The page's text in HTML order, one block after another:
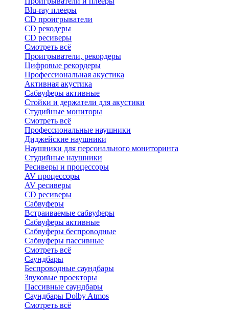
Blu-ray плееры
CD проигрыватели
CD рекодеры
CD ресиверы
Смотреть всё
Проигрыватели, рекордеры
Цифровые рекордеры
Профессиональная акустика
Активная акустика
Сабвуферы активные
Стойки и держатели для акустики
Студийные мониторы
Смотреть всё
Профессиональные наушники
Диджейские наушники
Наушники для персонального мониторинга
Студийные наушники
Ресиверы и процессоры
AV процессоры
AV ресиверы
CD ресиверы
Сабвуферы
Встраиваемые сабвуферы
Сабвуферы активные
Сабвуферы беспроводные
Сабвуферы пассивные
Смотреть всё
Саундбары
Беспроводные саундбары
Звуковые проекторы
Пассивные саундбары
Саундбары Dolby Atmos
Смотреть всё